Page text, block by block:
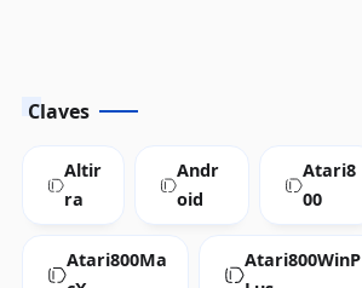
Claves
Altir
ra
Andr
oid
Atari8
00
Atari800Ma
Atari800WinP